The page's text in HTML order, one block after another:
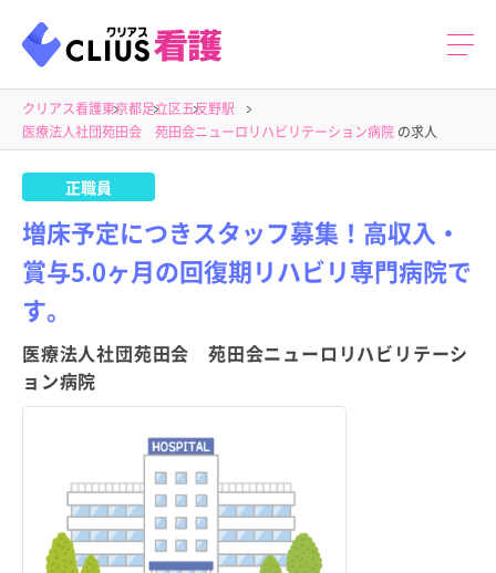
クリアス看護東京都足立区五反野駅
医療法人社団苑田会 苑田会ニューロリハビリテーション病院 の求人
正職員
増床予定につきスタッフ募集！高収入・
賞与5.0ヶ月の回復期リハビリ専門病院で
す。
医療法人社団苑田会 苑田会ニューロリハビリテーシ
ョン病院